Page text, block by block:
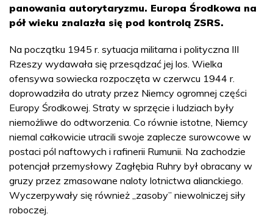
panowania autorytaryzmu. Europa Środkowa na
pół wieku znalazła się pod kontrolą ZSRS.
Na początku 1945 r. sytuacja militarna i polityczna III
Rzeszy wydawała się przesądzać jej los. Wielka
ofensywa sowiecka rozpoczęta w czerwcu 1944 r.
doprowadziła do utraty przez Niemcy ogromnej części
Europy Środkowej. Straty w sprzęcie i ludziach były
niemożliwe do odtworzenia. Co równie istotne, Niemcy
niemal całkowicie utracili swoje zaplecze surowcowe w
postaci pól naftowych i rafinerii Rumunii. Na zachodzie
potencjał przemysłowy Zagłębia Ruhry był obracany w
gruzy przez zmasowane naloty lotnictwa alianckiego.
Wyczerpywały się również „zasoby” niewolniczej siły
roboczej.